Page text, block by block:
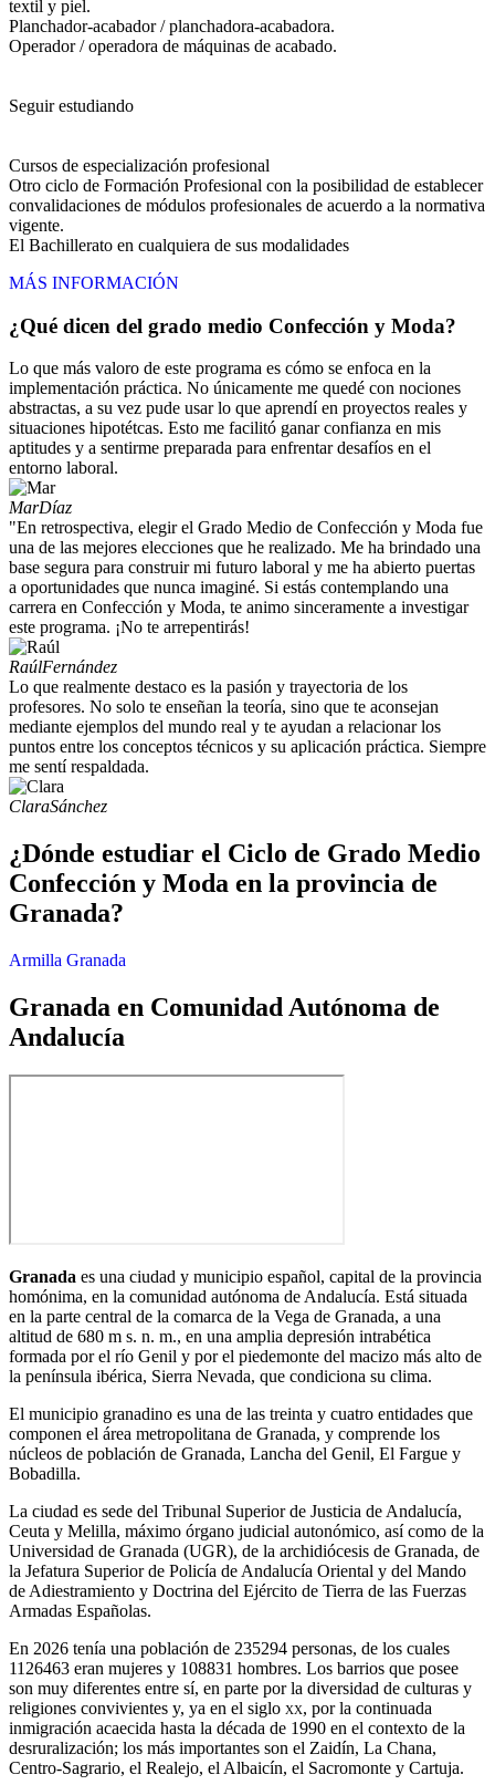
textil y piel.
Planchador-acabador / planchadora-acabadora.
Operador / operadora de máquinas de acabado.
Seguir estudiando
Cursos de especialización profesional
Otro ciclo de Formación Profesional con la posibilidad de establecer
convalidaciones de módulos profesionales de acuerdo a la normativa
vigente.
El Bachillerato en cualquiera de sus modalidades
MÁS INFORMACIÓN
¿Qué dicen del grado medio Confección y Moda?
Lo que más valoro de este programa es cómo se enfoca en la
implementación práctica. No únicamente me quedé con nociones
abstractas, a su vez pude usar lo que aprendí en proyectos reales y
situaciones hipotétcas. Esto me facilitó ganar confianza en mis
aptitudes y a sentirme preparada para enfrentar desafíos en el
entorno laboral.
MarDíaz
"En retrospectiva, elegir el Grado Medio de Confección y Moda fue
una de las mejores elecciones que he realizado. Me ha brindado una
base segura para construir mi futuro laboral y me ha abierto puertas
a oportunidades que nunca imaginé. Si estás contemplando una
carrera en Confección y Moda, te animo sinceramente a investigar
este programa. ¡No te arrepentirás!
RaúlFernández
Lo que realmente destaco es la pasión y trayectoria de los
profesores. No solo te enseñan la teoría, sino que te aconsejan
mediante ejemplos del mundo real y te ayudan a relacionar los
puntos entre los conceptos técnicos y su aplicación práctica. Siempre
me sentí respaldada.
ClaraSánchez
¿Dónde estudiar el Ciclo de Grado Medio
Confección y Moda en la provincia de
Granada?
Armilla Granada
Granada en Comunidad Autónoma de
Andalucía
Granada es una ciudad y municipio español, capital de la provincia
homónima, en la comunidad autónoma de Andalucía. Está situada
en la parte central de la comarca de la Vega de Granada, a una
altitud de 680 m s. n. m., en una amplia depresión intrabética
formada por el río Genil y por el piedemonte del macizo más alto de
la península ibérica, Sierra Nevada, que condiciona su clima.
El municipio granadino es una de las treinta y cuatro entidades que
componen el área metropolitana de Granada, y comprende los
núcleos de población de Granada, Lancha del Genil, El Fargue y
Bobadilla.
La ciudad es sede del Tribunal Superior de Justicia de Andalucía,
Ceuta y Melilla, máximo órgano judicial autonómico, así como de la
Universidad de Granada (UGR), de la archidiócesis de Granada, de
la Jefatura Superior de Policía de Andalucía Oriental y del Mando
de Adiestramiento y Doctrina del Ejército de Tierra de las Fuerzas
Armadas Españolas.
En 2026 tenía una población de 235294 personas, de los cuales
1126463 eran mujeres y 108831​ hombres.​ Los barrios que posee
son muy diferentes entre sí, en parte por la diversidad de culturas y
religiones convivientes y, ya en el siglo xx, por la continuada
inmigración acaecida hasta la década de 1990 en el contexto de la
desruralización; los más importantes son el Zaidín, La Chana,
Centro-Sagrario, el Realejo, el Albaicín, el Sacromonte y Cartuja.